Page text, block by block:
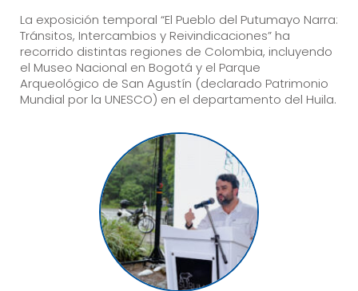
La exposición temporal “El Pueblo del Putumayo Narra:
Tránsitos, Intercambios y Reivindicaciones” ha
recorrido distintas regiones de Colombia, incluyendo
el Museo Nacional en Bogotá y el Parque
Arqueológico de San Agustín (declarado Patrimonio
Mundial por la UNESCO) en el departamento del Huila.